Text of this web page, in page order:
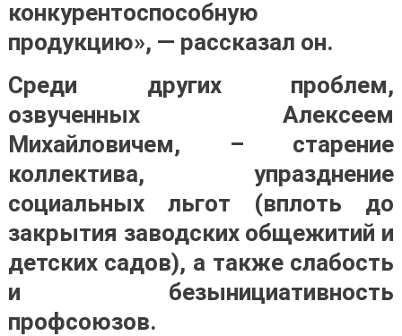
конкурентоспособную
продукцию», — рассказал он.
Среди других проблем,
озвученных Алексеем
Михайловичем, – старение
коллектива, упразднение
социальных льгот (вплоть до
закрытия заводских общежитий и
детских садов), а также слабость
и безынициативность
профсоюзов.